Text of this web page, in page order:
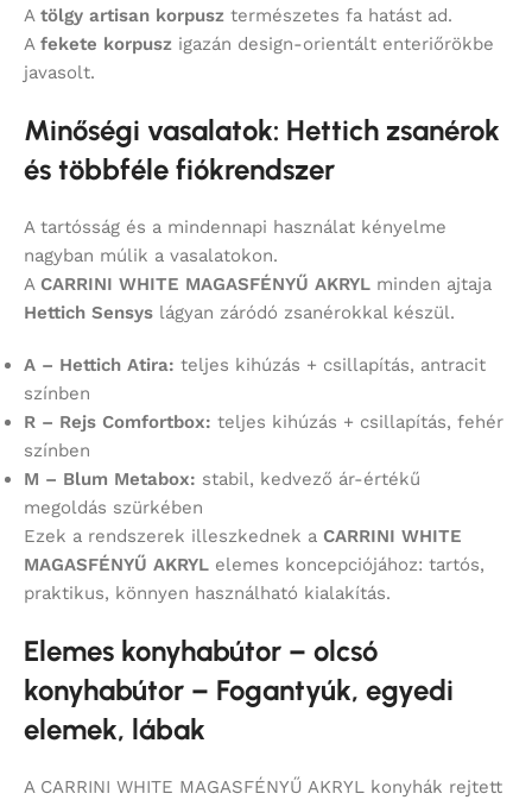
A tölgy artisan korpusz természetes fa hatást ad.
A fekete korpusz igazán design-orientált enteriőrökbe
javasolt.
Minőségi vasalatok: Hettich zsanérok
és többféle fiókrendszer
A tartósság és a mindennapi használat kényelme
nagyban múlik a vasalatokon.
A CARRINI WHITE MAGASFÉNYŰ AKRYL minden ajtaja
Hettich Sensys lágyan záródó zsanérokkal készül.
A – Hettich Atira: teljes kihúzás + csillapítás, antracit
színben
R – Rejs Comfortbox: teljes kihúzás + csillapítás, fehér
színben
M – Blum Metabox: stabil, kedvező ár-értékű
megoldás szürkében
Ezek a rendszerek illeszkednek a CARRINI WHITE
MAGASFÉNYŰ AKRYL elemes koncepciójához: tartós,
praktikus, könnyen használható kialakítás.
Elemes konyhabútor – olcsó
konyhabútor – Fogantyúk, egyedi
elemek, lábak
A CARRINI WHITE MAGASFÉNYŰ AKRYL konyhák rejtett